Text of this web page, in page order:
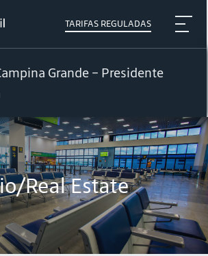
TARIFAS REGULADAS
Grande – Presidente
Real Estate